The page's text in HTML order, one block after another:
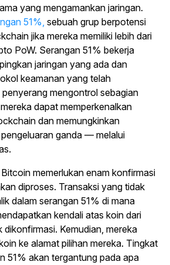
yang mengamankan jaringan.
51%, sebuah grup berpotensi
jika mereka memiliki lebih dari
PoW. Serangan 51% bekerja
jaringan yang ada dan
keamanan yang telah
mengontrol sebagian
dapat memperkenalkan
dan memungkinkan
ganda — melalui
memerlukan enam konfirmasi
diproses. Transaksi yang tidak
dalam serangan 51% di mana
kendali atas koin dari
dikonfirmasi. Kemudian, mereka
ke alamat pilihan mereka. Tingkat
51% akan tergantung pada apa